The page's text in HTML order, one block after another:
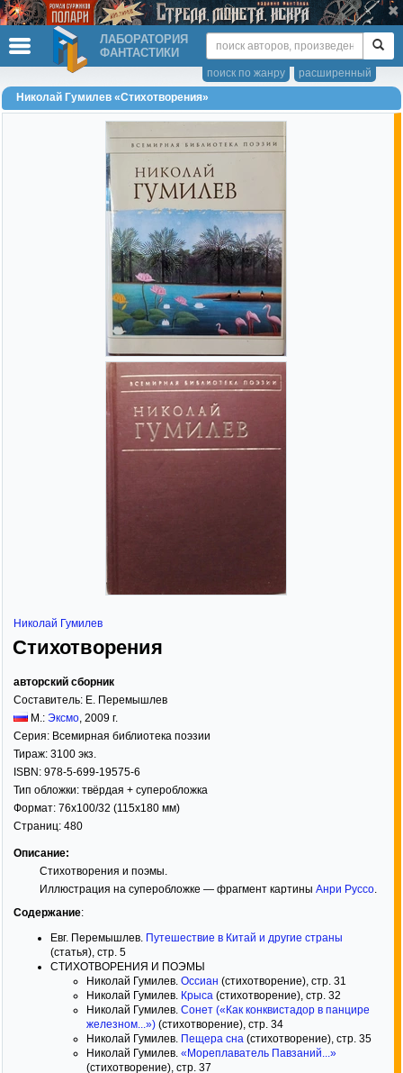
ЛАБОРАТОРИЯ
ФАНТАСТИКИ
расширенный
поиск по жанру
Николай Гумилев «Стихотворения»
Николай Гумилев
Стихотворения
авторский сборник
Составитель: Е. Перемышлев
М.: Эксмо, 2009 г.
Серия: Всемирная библиотека поэзии
Тираж: 3100 экз.
ISBN: 978-5-699-19575-6
Тип обложки: твёрдая + суперобложка
Формат: 76x100/32 (115x180 мм)
Страниц: 480
Описание:
Стихотворения и поэмы.
Иллюстрация на суперобложке — фрагмент картины Анри Руссо.
Содержание:
Евг. Перемышлев. Путешествие в Китай и другие страны
(статья), стр. 5
СТИХОТВОРЕНИЯ И ПОЭМЫ
Николай Гумилев. Оссиан (стихотворение), стр. 31
Николай Гумилев. Крыса (стихотворение), стр. 32
Николай Гумилев. Сонет («Как конквистадор в панцире
железном...») (стихотворение), стр. 34
Николай Гумилев. Пещера сна (стихотворение), стр. 35
Николай Гумилев. «Мореплаватель Павзаний...»
(стихотворение), стр. 37